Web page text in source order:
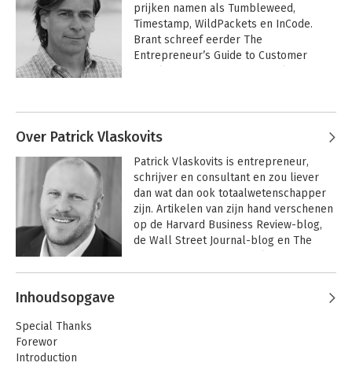
prijken namen als Tumbleweed,
Timestamp, WildPackets en InCode.
Brant schreef eerder The
Entrepreneur’s Guide to Customer
dan 50.000 keer over de toonbank ging.
Hij woont met (en leert continu van) zijn
twee dochters Riva en Eliza vlakbij
Swami’s in Encinitas, Californië.
De Lean
Entrepreneur
Over Patrick Vlaskovits
Patrick Vlaskovits is entrepreneur,
schrijver en consultant en zou liever
dan wat dan ook totaalwetenschapper
zijn. Artikelen van zijn hand verschenen
op de Harvard Business Review-blog,
de Wall Street Journal-blog en The
spreker. Hij is medeoprichter van twee
Andere boeken door Patrick
Vlaskovits
Inhoudsopgave
Special Thanks
Forewor
Introduction